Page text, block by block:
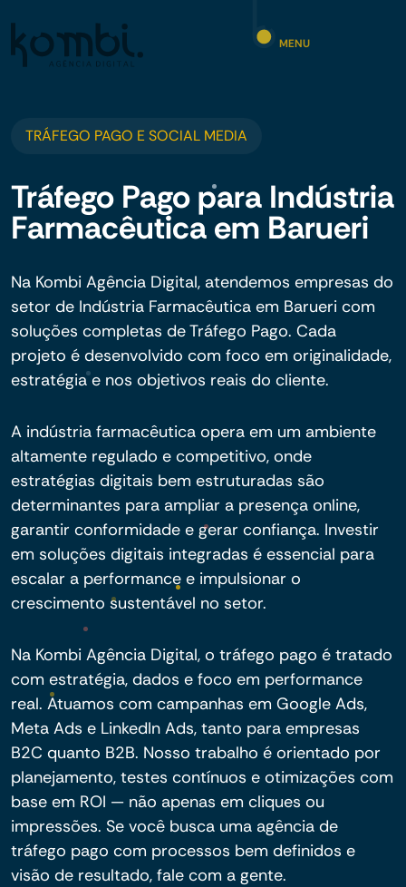
MENU
TRÁFEGO PAGO E SOCIAL MEDIA
Tráfego Pago para Indústria
Farmacêutica em Barueri
Na Kombi Agência Digital, atendemos empresas do
setor de Indústria Farmacêutica em Barueri com
soluções completas de Tráfego Pago. Cada
projeto é desenvolvido com foco em originalidade,
estratégia e nos objetivos reais do cliente.
A indústria farmacêutica opera em um ambiente
altamente regulado e competitivo, onde
estratégias digitais bem estruturadas são
determinantes para ampliar a presença online,
garantir conformidade e gerar confiança. Investir
em soluções digitais integradas é essencial para
escalar a performance e impulsionar o
crescimento sustentável no setor.
Na Kombi Agência Digital, o tráfego pago é tratado
com estratégia, dados e foco em performance
real. Atuamos com campanhas em Google Ads,
Meta Ads e LinkedIn Ads, tanto para empresas
B2C quanto B2B. Nosso trabalho é orientado por
planejamento, testes contínuos e otimizações com
base em ROI — não apenas em cliques ou
impressões. Se você busca uma agência de
tráfego pago com processos bem definidos e
visão de resultado, fale com a gente.